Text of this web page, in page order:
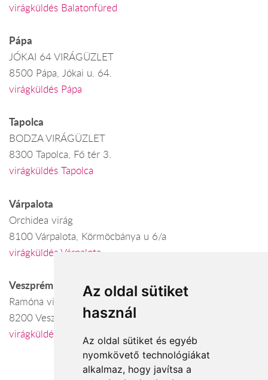
Az oldal sütiket
használ
Az oldal sütiket és egyéb
nyomkövető technológiákat
alkalmaz, hogy javítsa a
virágküldés Balatonfüred
Pápa
JÓKAI 64 VIRÁGÜZLET
8500 Pápa, Jókai u. 64.
virágküldés Pápa
Tapolca
BODZA VIRÁGÜZLET
8300 Tapolca, Fő tér 3.
virágküldés Tapolca
Várpalota
Orchidea virág
8100 Várpalota, Körmöcbánya u 6/a
virágküldés Várpalota
Veszprém
Ramóna virágüzlet
8200 Veszprém, Halle u. 7/F
virágküldés Veszprém